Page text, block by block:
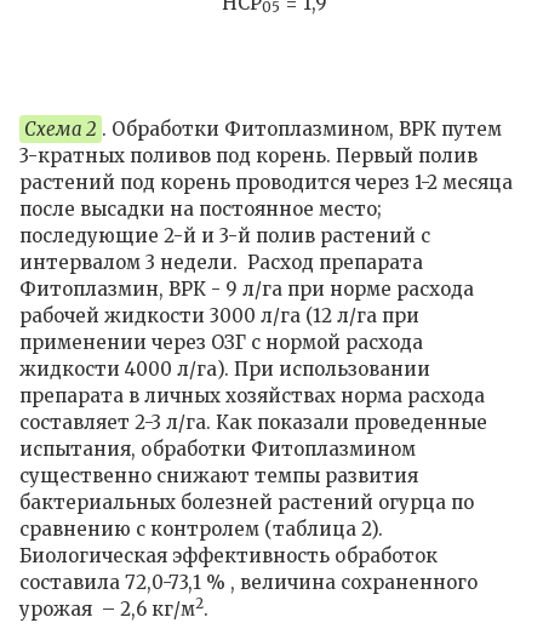
05
Схема 2 . Обработки Фитоплазмином, ВРК путем
3-кратных поливов под корень. Первый полив
растений под корень проводится через 1-2 месяца
после высадки на постоянное место;
последующие 2-й и 3-й полив растений с
интервалом 3 недели. Расход препарата
Фитоплазмин, ВРК - 9 л/га при норме расхода
рабочей жидкости 3000 л/га (12 л/га при
применении через ОЗГ с нормой расхода
жидкости 4000 л/га). При использовании
препарата в личных хозяйствах норма расхода
составляет 2-3 л/га. Как показали проведенные
испытания, обработки Фитоплазмином
существенно снижают темпы развития
бактериальных болезней растений огурца по
сравнению с контролем (таблица 2).
Биологическая эффективность обработок
составила 72,0-73,1 % , величина сохраненного
урожая – 2,6 кг/м2.